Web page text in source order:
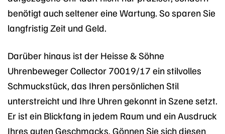
benötigt auch seltener eine Wartung. So sparen Sie
langfristig Zeit und Geld.
Darüber hinaus ist der Heisse & Söhne
Uhrenbeweger Collector 70019/17 ein stilvolles
Schmuckstück, das Ihren persönlichen Stil
unterstreicht und Ihre Uhren gekonnt in Szene setzt.
Er ist ein Blickfang in jedem Raum und ein Ausdruck
Ihres guten Geschmacks. Gönnen Sie sich diesen